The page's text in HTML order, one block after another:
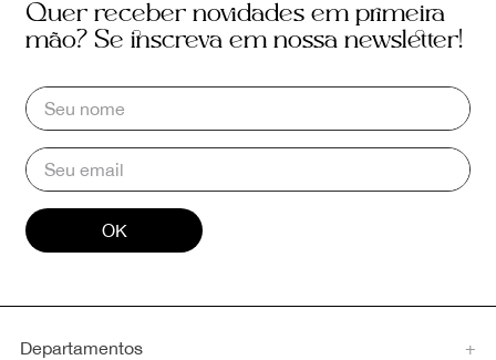
Quer receber novidades em primeira
mão? Se inscreva em nossa newsletter!
OK
Departamentos +